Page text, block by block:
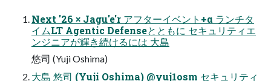
Next '26 × Jagu'e'r アフターイベント+α ランチタ
イムLT Agentic Defenseとともに セキュリティエ
ンジニアが輝き続けるには 大島
悠司 (Yuji Oshima)
大島 悠司 (Yuji Oshima) @yuj1osm セキュリティ